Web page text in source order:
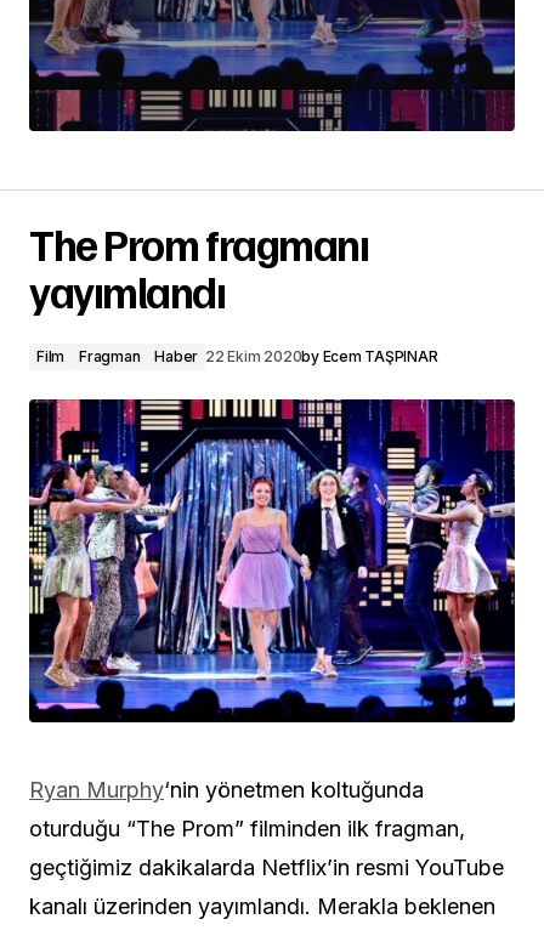
The Prom fragmanı
yayımlandı
Film Fragman Haber 22 Ekim 2020by Ecem TAŞPINAR
Ryan Murphy‘nin yönetmen koltuğunda
oturduğu “The Prom” filminden ilk fragman,
geçtiğimiz dakikalarda Netflix’in resmi YouTube
kanalı üzerinden yayımlandı. Merakla beklenen